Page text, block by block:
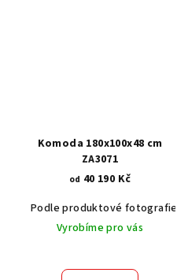
Akát vintage BT1551
Dub světlý
Komoda 180x100x48 cm
ZA3071
od 40 190 Kč
Podle produktové fotografie
Vyrobíme pro vás